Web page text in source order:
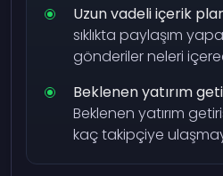
Uzun vadeli içerik
sıklıkta paylaşım
gönderiler neleri
Beklenen yatırım
Beklenen yatırım
kaç takipçiye